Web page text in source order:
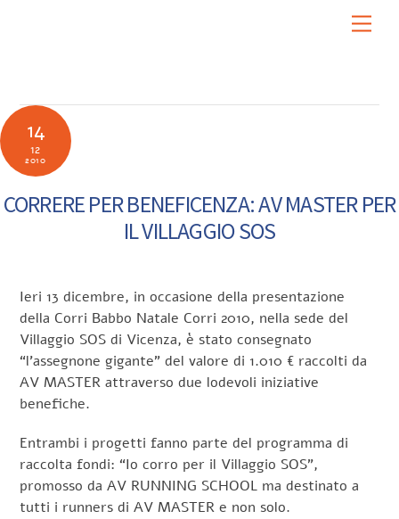
14
12
2010
CORRERE PER BENEFICENZA: AV MASTER PER
IL VILLAGGIO SOS
Ieri 13 dicembre, in occasione della presentazione
della Corri Babbo Natale Corri 2010, nella sede del
Villaggio SOS di Vicenza, è stato consegnato
“l’assegnone gigante” del valore di 1.010 € raccolti da
AV MASTER attraverso due lodevoli iniziative
benefiche.
Entrambi i progetti fanno parte del programma di
raccolta fondi: “Io corro per il Villaggio SOS”,
promosso da AV RUNNING SCHOOL ma destinato a
tutti i runners di AV MASTER e non solo.